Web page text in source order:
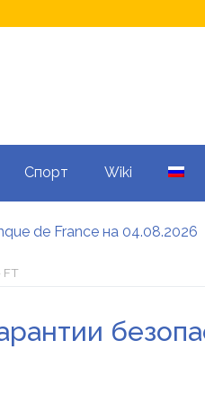
Спорт Wiki
de France на 04.08.2026
эти выплаты, а кому не
банков и обменников
FT